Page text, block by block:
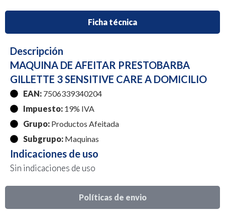
Ficha técnica
Políticas de envio
Descripción
MAQUINA DE AFEITAR PRESTOBARBA
GILLETTE 3 SENSITIVE CARE A DOMICILIO
EAN: 7506339340204
Impuesto: 19% IVA
Grupo: Productos Afeitada
Subgrupo: Maquinas
Indicaciones de uso
Sin indicaciones de uso